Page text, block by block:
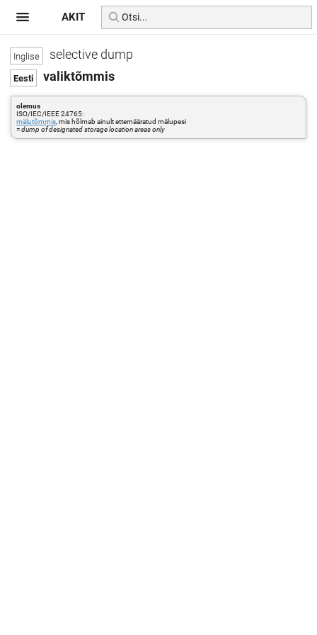
selective dump
valiktõmmis
olemus
ISO/IEC/IEEE 24765:
mälutõmmis , mis hõlmab ainult ettemääratud mälupesi
=dump of designated storage location areas only
AKIT